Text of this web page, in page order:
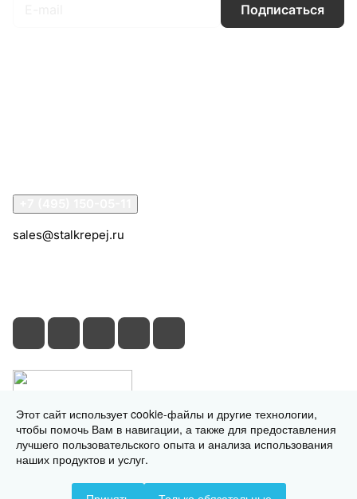
Подписаться
sales@stalkrepej.ru
© 2026 © 2026 © СтальКрепеж - интернет-магазин
Этот сайт использует cookie-файлы и другие технологии,
чтобы помочь Вам в навигации, а также для предоставления
лучшего пользовательского опыта и анализа использования
наших продуктов и услуг.